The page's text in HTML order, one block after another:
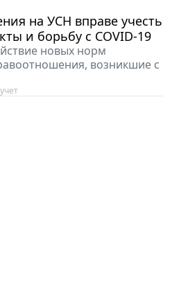
на УСН вправе учесть
и борьбу с COVID-19
новых норм
возникшие с